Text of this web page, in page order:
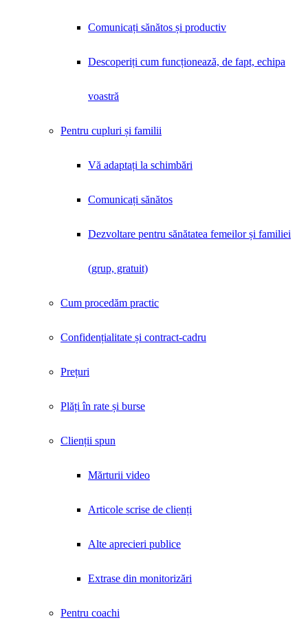
Comunicați sănătos și productiv
Descoperiți cum funcționează, de fapt, echipa
voastră
Pentru cupluri și familii
Vă adaptați la schimbări
Comunicați sănătos
Dezvoltare pentru sănătatea femeilor și familiei
(grup, gratuit)
Cum procedăm practic
Confidențialitate și contract-cadru
Prețuri
Plăți în rate și burse
Clienții spun
Mărturii video
Articole scrise de clienți
Alte aprecieri publice
Extrase din monitorizări
Pentru coachi